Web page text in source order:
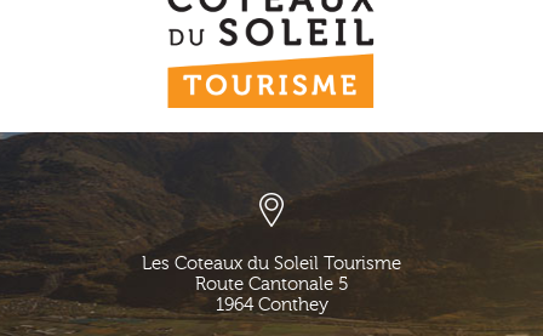
Les Coteaux du Soleil Tourisme
Route Cantonale 5
1964 Conthey